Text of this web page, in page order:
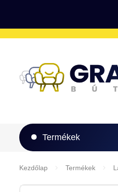
Termékek
Kezdőlap Termékek